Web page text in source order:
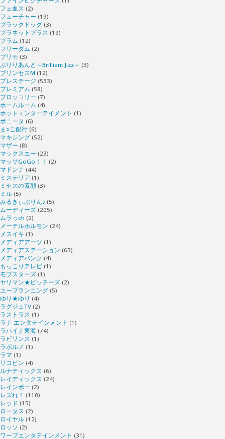
フェ血ス (2)
フューチャー (19)
ブラックドッグ (3)
プラネットプラス (19)
プラム (12)
フリーダム (2)
プリモ (3)
ぶりりあんと～Brilliant Jizz～ (3)
プリンセスM (12)
プレステージ (533)
プレミアム (58)
ブロッコリー (7)
ホームルーム (4)
ホットエンターテイメント (1)
ボニータ (6)
ま○こ銀行 (6)
マキシング (52)
マザー (8)
マックスエー (23)
マッサGoGo！！ (2)
マドンナ (44)
ミステリア (1)
ミセスの素顔 (3)
ミル (5)
みるきぃぷりん♪ (5)
ムーディーズ (205)
ムラっch (2)
メーテルホルモン (24)
メスイキ (1)
メディアアーツ (1)
メディアステーション (63)
メディアバンク (4)
もっこりテレビ (1)
モブスターズ (1)
ヤリマン★ビッチーズ (2)
ユープランニング (5)
ゆり★ゆり (4)
ラグジュTV (2)
ラストラス (1)
ラナ エンタテインメント (1)
ラハイナ東海 (74)
ラビリンス (1)
ラポルノ (1)
ラマ (1)
リコピン (4)
ルナティックス (6)
レイディックス (24)
レインボー (2)
レズれ！ (110)
レッド (15)
ロータス (2)
ロイヤル (12)
ロッソ (2)
ワープエンタテインメント (31)